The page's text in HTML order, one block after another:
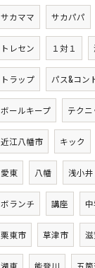
サカママ サカパパ
トレセン １対１
トラップ パス&コン
ボールキープ テクニ
近江八幡市 キック
愛東 八幡 浅小井
ボランチ 講座
栗東市 草津市
湖東 能登川 五